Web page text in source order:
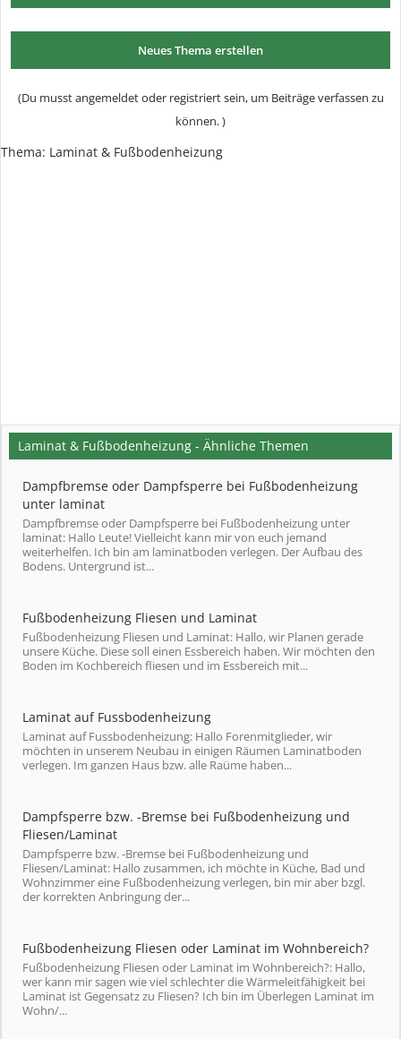
Neues Thema erstellen
(Du musst angemeldet oder registriert sein, um Beiträge verfassen zu
können. )
Thema: Laminat & Fußbodenheizung
Laminat & Fußbodenheizung - Ähnliche Themen
Dampfbremse oder Dampfsperre bei Fußbodenheizung
unter laminat
Dampfbremse oder Dampfsperre bei Fußbodenheizung unter
laminat: Hallo Leute! Vielleicht kann mir von euch jemand
weiterhelfen. Ich bin am laminatboden verlegen. Der Aufbau des
Bodens. Untergrund ist...
Fußbodenheizung Fliesen und Laminat
Fußbodenheizung Fliesen und Laminat: Hallo, wir Planen gerade
unsere Küche. Diese soll einen Essbereich haben. Wir möchten den
Boden im Kochbereich fliesen und im Essbereich mit...
Laminat auf Fussbodenheizung
Laminat auf Fussbodenheizung: Hallo Forenmitglieder, wir
möchten in unserem Neubau in einigen Räumen Laminatboden
verlegen. Im ganzen Haus bzw. alle Raüme haben...
Dampfsperre bzw. -Bremse bei Fußbodenheizung und
Fliesen/Laminat
Dampfsperre bzw. -Bremse bei Fußbodenheizung und
Fliesen/Laminat: Hallo zusammen, ich möchte in Küche, Bad und
Wohnzimmer eine Fußbodenheizung verlegen, bin mir aber bzgl.
der korrekten Anbringung der...
Fußbodenheizung Fliesen oder Laminat im Wohnbereich?
Fußbodenheizung Fliesen oder Laminat im Wohnbereich?: Hallo,
wer kann mir sagen wie viel schlechter die Wärmeleitfähigkeit bei
Laminat ist Gegensatz zu Fliesen? Ich bin im Überlegen Laminat im
Wohn/...